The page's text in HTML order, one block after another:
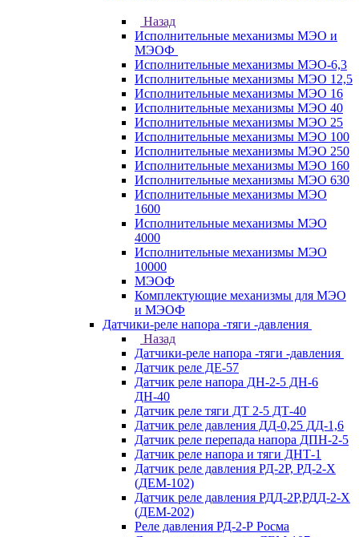
Назад
Исполнительные механизмы МЭО и
МЭОФ
Исполнительные механизмы МЭО-6,3
Исполнительные механизмы МЭО 12,5
Исполнительные механизмы МЭО 16
Исполнительные механизмы МЭО 40
Исполнительные механизмы МЭО 25
Исполнительные механизмы МЭО 100
Исполнительные механизмы МЭО 250
Исполнительные механизмы МЭО 160
Исполнительные механизмы МЭО 630
Исполнительные механизмы МЭО
1600
Исполнительные механизмы МЭО
4000
Исполнительные механизмы МЭО
10000
МЭОФ
Комплектующие механизмы для МЭО
и МЭОФ
Датчики-реле напора -тяги -давления
Назад
Датчики-реле напора -тяги -давления
Датчик реле ДЕ-57
Датчик реле напора ДН-2-5 ДН-6
ДН-40
Датчик реле тяги ДТ 2-5 ДТ-40
Датчик реле давления ДД-0,25 ДД-1,6
Датчик реле перепада напора ДПН-2-5
Датчик реле напора и тяги ДНТ-1
Датчик реле давления РД-2Р, РД-2-Х
(ДЕМ-102)
Датчик реле давления РДД-2Р,РДД-2-Х
(ДЕМ-202)
Реле давления РД-2-Р Росма